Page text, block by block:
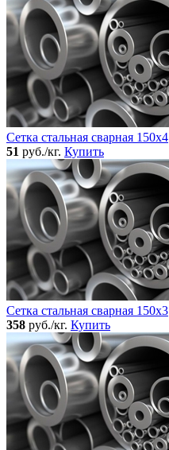
Сетка стальная сварная 150x4
51 руб./кг. Купить
Сетка стальная сварная 150x3
358 руб./кг. Купить